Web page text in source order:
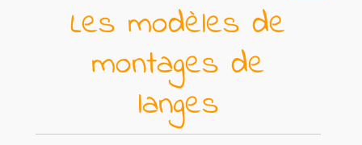
Les modèles de
montages de
langes